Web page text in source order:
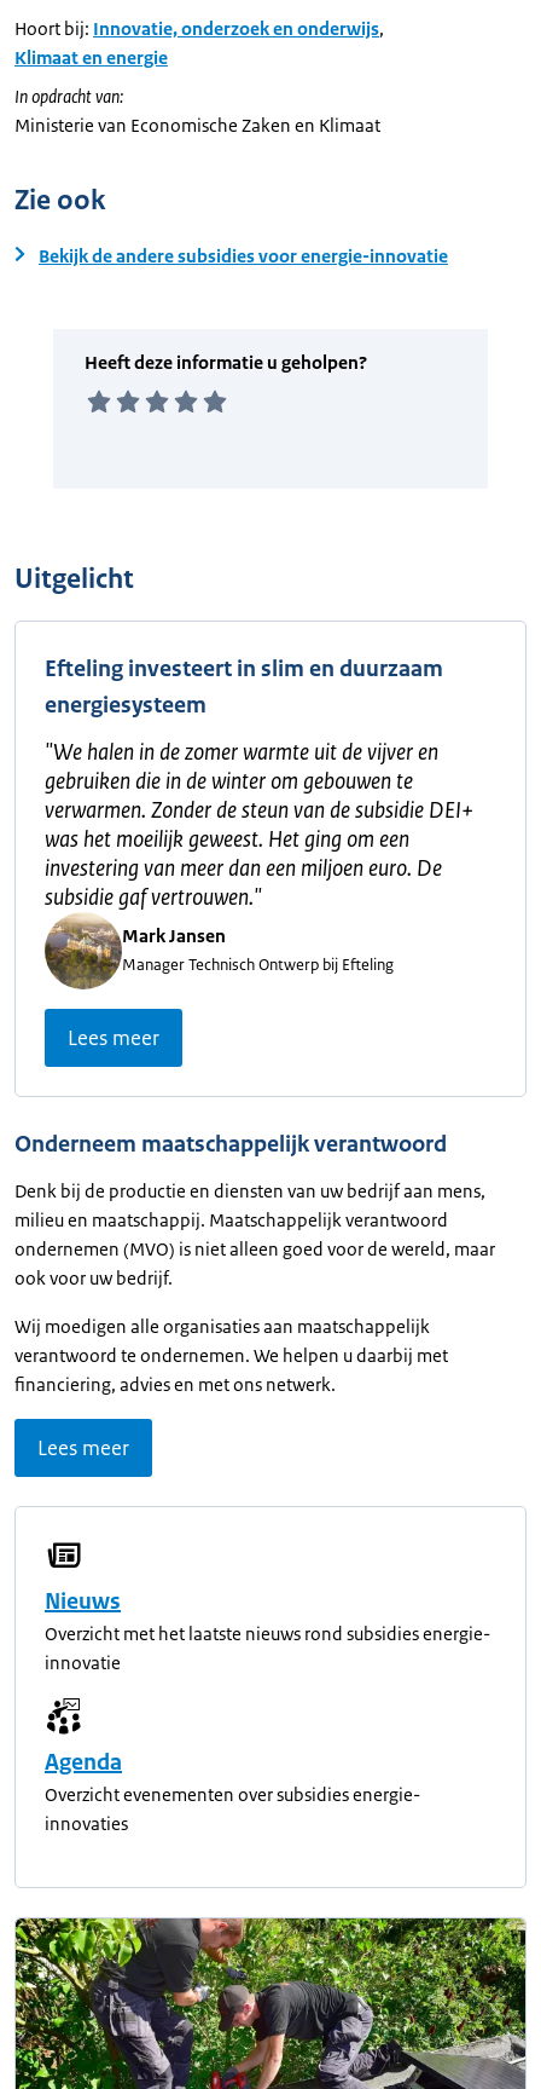
Hoort bij: Innovatie, onderzoek en onderwijs,
Klimaat en energie
In opdracht van:
Ministerie van Economische Zaken en Klimaat
Zie ook
Bekijk de andere subsidies voor energie-innovatie
Uitgelicht
Efteling investeert in slim en duurzaam
energiesysteem
"We halen in de zomer warmte uit de vijver en
gebruiken die in de winter om gebouwen te
verwarmen. Zonder de steun van de subsidie DEI+
was het moeilijk geweest. Het ging om een
investering van meer dan een miljoen euro. De
subsidie gaf vertrouwen."
Mark Jansen
Manager Technisch Ontwerp bij Efteling
Lees meer
Onderneem maatschappelijk verantwoord
Denk bij de productie en diensten van uw bedrijf aan mens,
milieu en maatschappij. Maatschappelijk verantwoord
ondernemen (MVO) is niet alleen goed voor de wereld, maar
ook voor uw bedrijf.
Wij moedigen alle organisaties aan maatschappelijk
verantwoord te ondernemen. We helpen u daarbij met
financiering, advies en met ons netwerk.
Lees meer
Nieuws
Overzicht met het laatste nieuws rond subsidies energie-
innovatie
Agenda
Overzicht evenementen over subsidies energie-
innovaties